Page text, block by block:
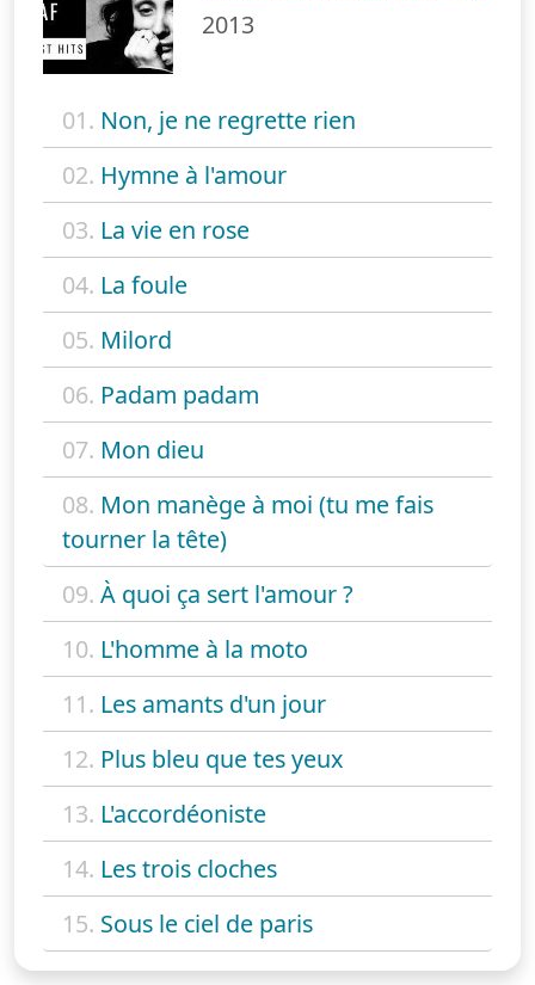
2013
01. Non, je ne regrette rien
02. Hymne à l'amour
03. La vie en rose
04. La foule
05. Milord
06. Padam padam
07. Mon dieu
08. Mon manège à moi (tu me fais
tourner la tête)
09. À quoi ça sert l'amour ?
10. L'homme à la moto
11. Les amants d'un jour
12. Plus bleu que tes yeux
13. L'accordéoniste
14. Les trois cloches
15. Sous le ciel de paris